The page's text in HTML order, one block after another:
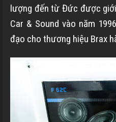
lượng đến từ Đức được
Car & Sound vào năm
đạo cho thương hiệu Brax